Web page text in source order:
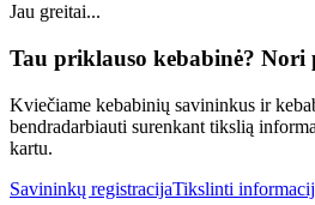
Jau greitai...
Tau priklauso kebabinė? Nori
Kviečiame kebabinių savininkus ir
bendradarbiauti surenkant tikslią
kartu.
Savininkų registracijaTikslinti